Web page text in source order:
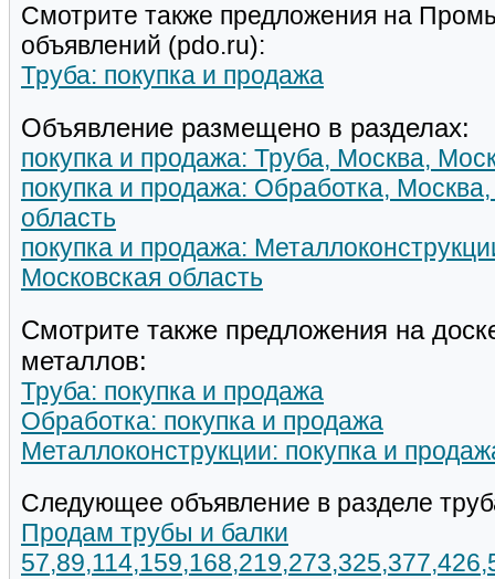
Смотрите также предложения на
объявлений (pdo.ru):
Труба: покупка и продажа
Объявление размещено в разделах:
покупка и продажа: Труба, Москва,
покупка и продажа: Обработка,
область
покупка и продажа:
Московская область
Смотрите также предложения на
металлов:
Труба: покупка и продажа
Обработка: покупка и продажа
Металлоконструкции: покупка и
Следующее объявление в разделе
Продам трубы и балки